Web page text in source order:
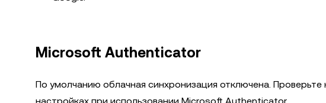
Microsoft Authenticator
По умолчанию облачная синхронизация отключена.